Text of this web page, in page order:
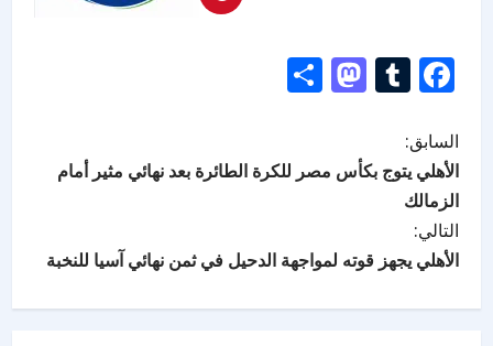
Facebook
Tumblr
Mastodon
السابق:
الأهلي يتوج بكأس مصر للكرة الطائرة بعد نهائي مثير أمام
الزمالك
التالي:
الأهلي يجهز قوته لمواجهة الدحيل في ثمن نهائي آسيا للنخبة